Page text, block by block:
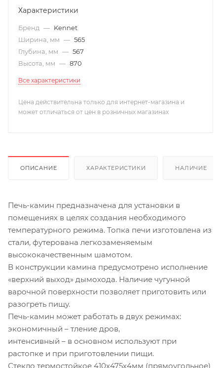
Характеристики
Бренд — Kennet
Ширина, мм — 565
Глубина, мм — 567
Высота, мм — 870
Все характеристики
Цена действительна только для интернет-магазина и
может отличаться от цен в розничных магазинах
ОПИСАНИЕ ХАРАКТЕРИСТИКИ НАЛИЧИЕ
Печь-камин предназначена для установки в
помещениях в целях создания необходимого
температурного режима. Топка печи изготовлена из
стали, футерована легкозаменяемым
высококачественным шамотом.
В конструкции камина предусмотрено исполнение
«верхний выход» дымохода. Наличие чугунной
варочной поверхности позволяет приготовить или
разогреть пищу.
Печь-камин может работать в двух режимах:
экономичный – тление дров,
интенсивный – в основном используют при
растопке и при приготовлении пищи.
Стекло термостойкое 410х475х4мм (прямоугольное)